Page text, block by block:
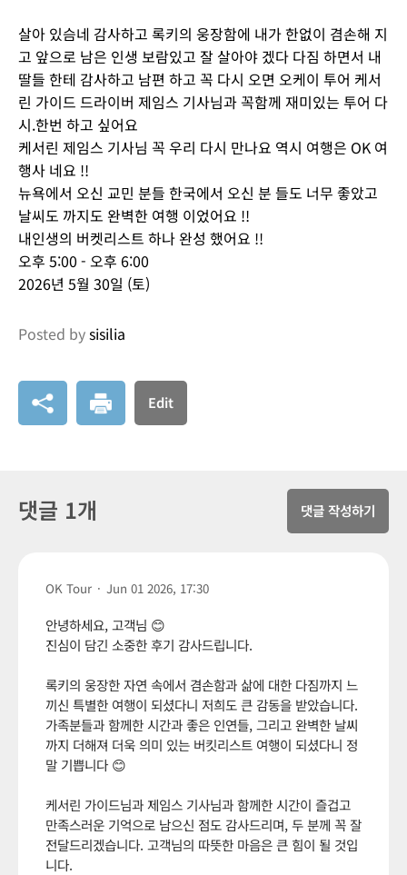
살아 있슴네 감사하고 록키의 웅장함에 내가 한없이 겸손해 지
고 앞으로 남은 인생 보람있고 잘 살아야 겠다 다짐 하면서 내
딸들 한테 감사하고 남편 하고 꼭 다시 오면 오케이 투어 케서
린 가이드 드라이버 제임스 기사님과 꼭함께 재미있는 투어 다
시.한번 하고 싶어요
케서린 제임스 기사님 꼭 우리 다시 만나요 역시 여행은 OK 여
행사 네요 !!
뉴욕에서 오신 교민 분들 한국에서 오신 분 들도 너무 좋았고
날씨도 까지도 완벽한 여행 이었어요 !!
내인생의 버켓리스트 하나 완성 했어요 !!
오후 5:00 - 오후 6:00
2026년 5월 30일 (토)
Posted bysisilia
Edit
댓글 1개 댓글 작성하기
OK Tour · Jun 01 2026, 17:30
안녕하세요, 고객님 😊
진심이 담긴 소중한 후기 감사드립니다.
록키의 웅장한 자연 속에서 겸손함과 삶에 대한 다짐까지 느
끼신 특별한 여행이 되셨다니 저희도 큰 감동을 받았습니다.
가족분들과 함께한 시간과 좋은 인연들, 그리고 완벽한 날씨
까지 더해져 더욱 의미 있는 버킷리스트 여행이 되셨다니 정
말 기쁩니다 😊
케서린 가이드님과 제임스 기사님과 함께한 시간이 즐겁고
만족스러운 기억으로 남으신 점도 감사드리며, 두 분께 꼭 잘
전달드리겠습니다. 고객님의 따뜻한 마음은 큰 힘이 될 것입
니다.